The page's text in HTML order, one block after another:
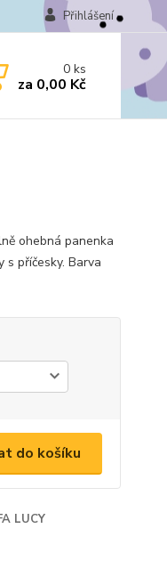
Přihlášení
0ks
za 0,00 Kč
ohebná panenka
příčesky. Barva
do košíku
LUCY